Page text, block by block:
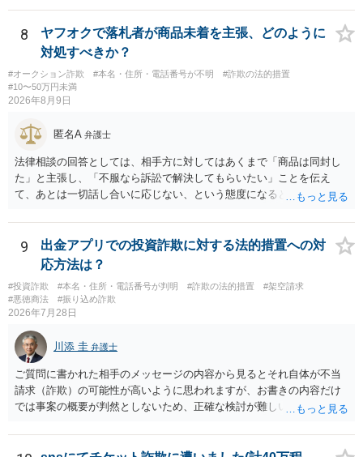
8
ヤフオクで落札者が商品未着を主張、どのように
対処すべきか？
#オークション詐欺 #本名・住所・電話番号が不明
#詐欺の法的措置
#10〜50万円未満
2026年8月9日
匿名A 弁護士
法律相談の回答としては、相手方に対してはあくまで「商品は同封し
た」と主張し、「不服なら訴訟で解決してもらいたい」ことを伝え
て、あとは一切話し合いに応じない、という態度になると思います。
可能性もありますが、「返金は絶対にしたくありません」ということ
であれば、徹底的に強気で対応することになるでしょう。
9
出金アプリでの投資詐欺に対する法的措置への対
応方法は？
#投資詐欺 #本名・住所・電話番号が判明 #詐欺の法的措置
#架空請求
#悪徳商法
#振り込め詐欺
2026年7月28日
川添 圭 弁護士
ご質問に書かれた相手のメッセージの内容から見るとそれ自体が不当
請求（詐欺）の可能性が高いように思われますが、お書きの内容だけ
では事案の概要が判然としないため、正確な検討が難しいです。例え
画面を見て貰いながらアドバイスう受けた方が確実です。